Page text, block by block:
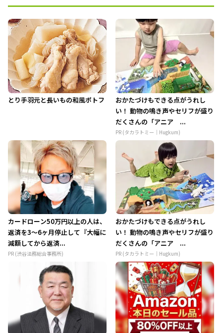
とり手羽元と長いもの和風ポトフ
おかたづけもできる点がうれし
い！ 動物の鳴き声やセリフが盛り
だくさんの「アニア ...
PR (タカラトミー｜Hugkum)
カードローン50万円以上の人は、
返済を3～6ヶ月停止して『大幅に
減額してから返済...
PR (渋谷法務総合事務所)
おかたづけもできる点がうれし
い！ 動物の鳴き声やセリフが盛り
だくさんの「アニア ...
PR (タカラトミー｜Hugkum)